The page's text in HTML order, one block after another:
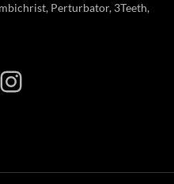
Perturbator, 3Teeth,
Instagram